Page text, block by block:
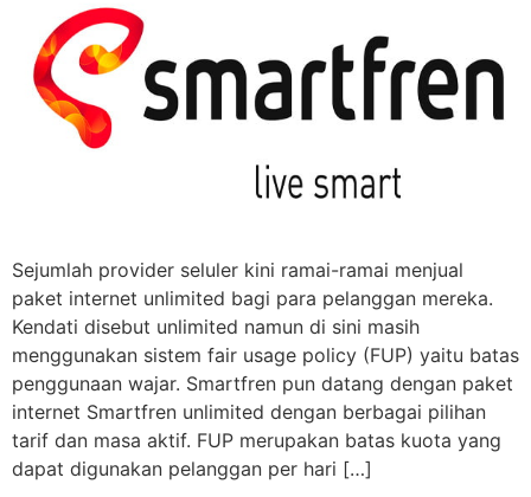
Sejumlah provider seluler kini ramai-ramai menjual
paket internet unlimited bagi para pelanggan mereka.
Kendati disebut unlimited namun di sini masih
menggunakan sistem fair usage policy (FUP) yaitu batas
penggunaan wajar. Smartfren pun datang dengan paket
internet Smartfren unlimited dengan berbagai pilihan
tarif dan masa aktif. FUP merupakan batas kuota yang
dapat digunakan pelanggan per hari […]